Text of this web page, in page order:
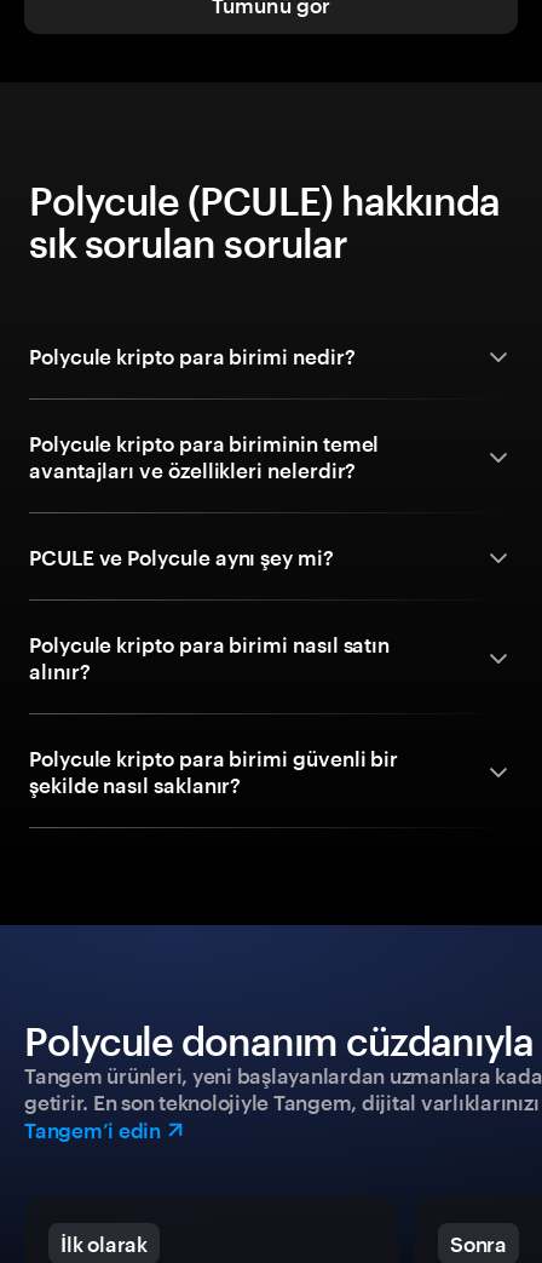
Tümünü gör
Polycule (PCULE) hakkında
sık sorulan sorular
Polycule kripto para birimi nedir?
Polycule kripto para biriminin temel
avantajları ve özellikleri nelerdir?
PCULE ve Polycule aynı şey mi?
Polycule kripto para birimi nasıl satın
alınır?
Polycule kripto para birimi güvenli bir
şekilde nasıl saklanır?
Polycule donanım
Tangem ürünleri, yeni başlayanlardan uzmanlara
getirir. En son teknolojiyle Tangem, dijital
Tangem’i edin
İlk olarak Sonra